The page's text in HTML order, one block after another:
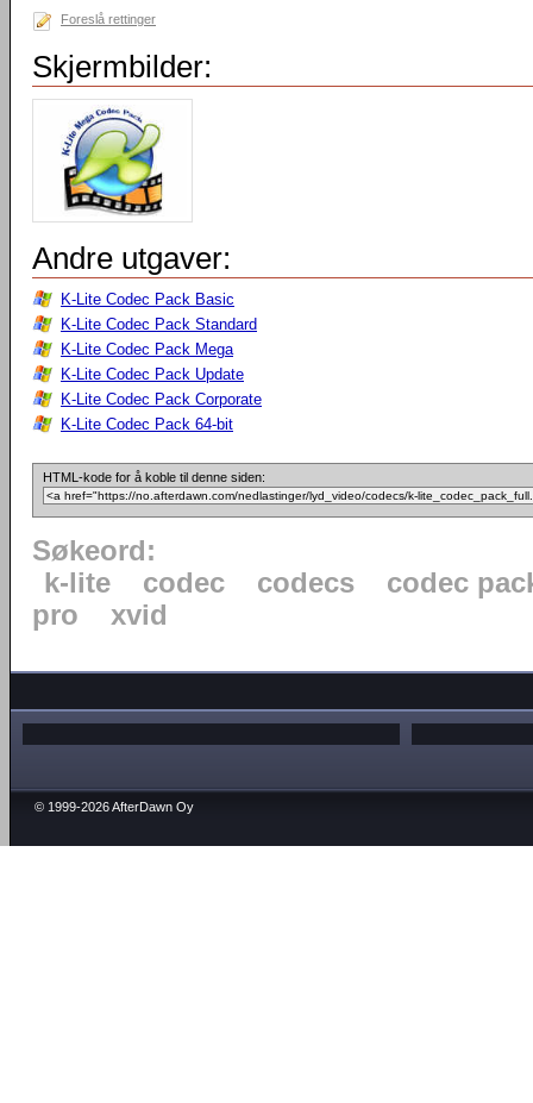
Foreslå rettinger
Skjermbilder:
Andre utgaver:
K-Lite Codec Pack Basic
K-Lite Codec Pack Standard
K-Lite Codec Pack Mega
K-Lite Codec Pack Update
K-Lite Codec Pack Corporate
K-Lite Codec Pack 64-bit
HTML-kode for å koble til denne siden:
Søkeord:
k-lite
codec codecs
codec
pro
xvid
© 1999-2026 AfterDawn Oy